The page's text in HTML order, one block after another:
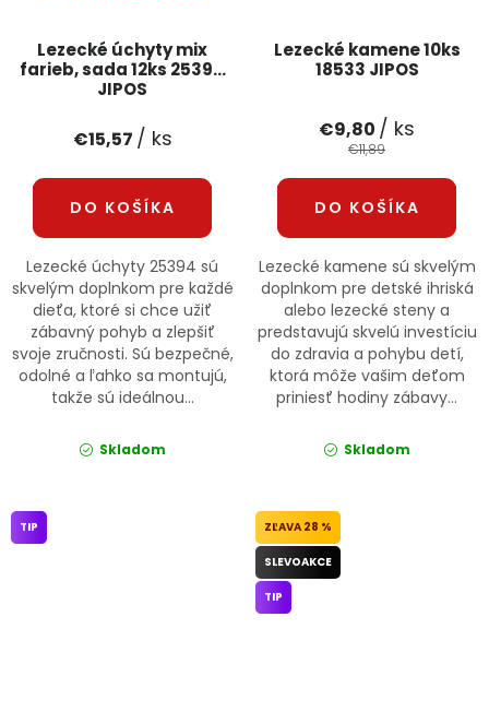
Lezecké úchyty mix
farieb, sada 12ks 25394
JIPOS
€15,57 / ks
DO KOŠÍKA
Lezecké úchyty 25394 sú
skvelým doplnkom pre každé
dieťa, ktoré si chce užiť
zábavný pohyb a zlepšiť
svoje zručnosti. Sú bezpečné,
odolné a ľahko sa montujú,
takže sú ideálnou...
Skladom
Lezecké kamene 10ks
18533 JIPOS
€9,80 / ks
€11,89
DO KOŠÍKA
Lezecké kamene sú skvelým
doplnkom pre detské ihriská
alebo lezecké steny a
predstavujú skvelú investíciu
do zdravia a pohybu detí,
ktorá môže vašim deťom
priniesť hodiny zábavy...
Skladom
TIP 28 %
SLEVOAKCE
TIP